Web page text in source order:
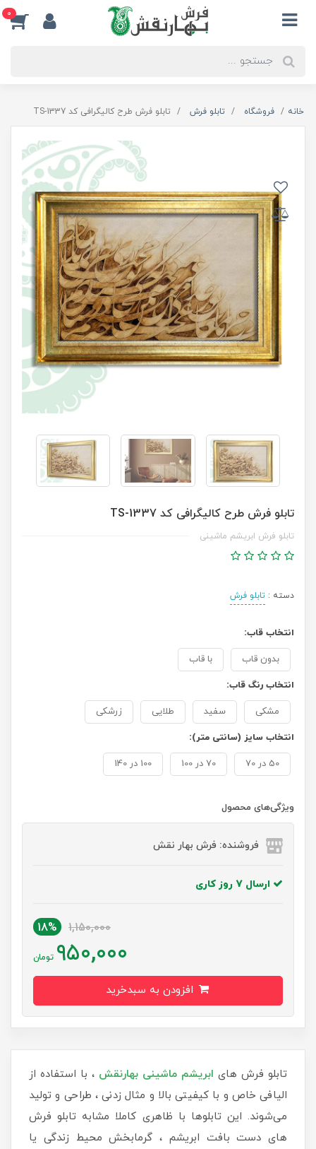
0
خانه فروشگاه تابلو فرش تابلو فرش طرح کالیگرافی کد TS-1337
تابلو فرش طرح کالیگرافی کد TS-1337
تابلو فرش ابریشم ماشینی
دسته : تابلو فرش
انتخاب قاب:
بدون قاب با قاب
انتخاب رنگ قاب:
مشکی سفید طلایی زرشکی
انتخاب سایز (سانتی متر):
50 در 70 70 در 100 100 در 140
ویژگی‌های محصول
فروشنده: فرش بهار نقش
ارسال 7 روز کاری
1,150,000
18%
950,000 تومان
تابلو فرش های ابریشم ماشینی بهارنقش ، با استفاده از
الیافی خاص و با کیفیتی بالا و مثال زدنی ، طراحی و تولید
می‌شوند. این تابلوها با ظاهری کاملا مشابه تابلو فرش
های دست بافت ابریشم ، گرمابخش محیط زندگی یا